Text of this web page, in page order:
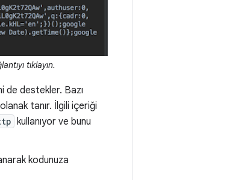
tıklayın.
de destekler. Bazı
tanır. İlgili içeriği
kullanıyor ve bunu
kodunuza